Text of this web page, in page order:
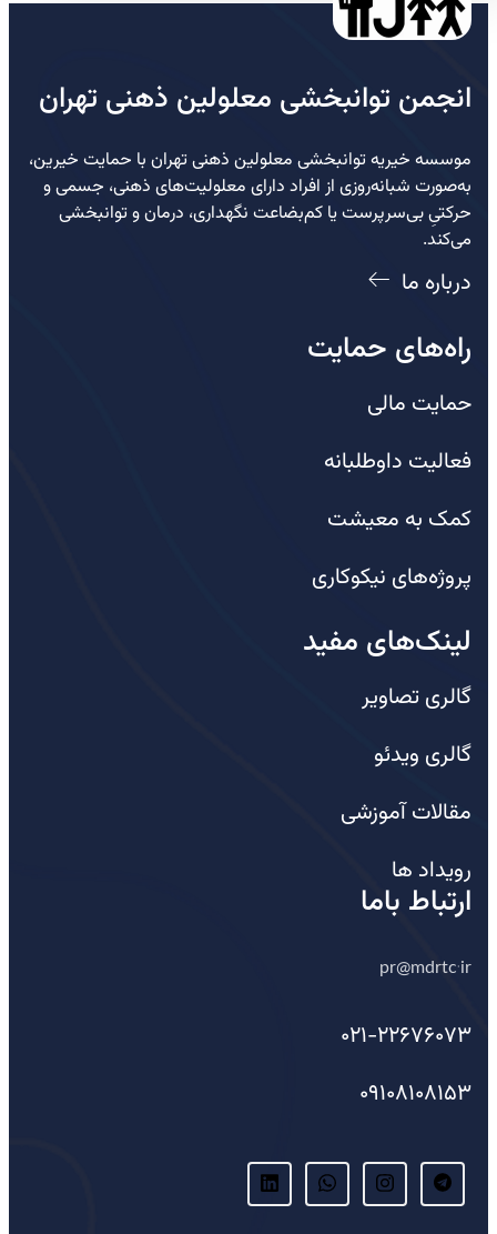
انجمن توانبخشی معلولین ذهنی تهران
موسسه خیریه توانبخشی معلولین ذهنی تهران با حمایت خیرین،
به‌صورت شبانه‌روزی از افراد دارای معلولیت‌های ذهنی، جسمی و
حرکتیِ بی‌سرپرست یا کم‌بضاعت نگهداری، درمان و توانبخشی
می‌کند.
درباره ما
راه‌های حمایت
حمایت مالی
فعالیت داوطلبانه
کمک به معیشت
پروژه‌های نیکوکاری
لینک‌های مفید
گالری تصاویر
گالری ویدئو
مقالات آموزشی
رویداد ها
ارتباط باما
pr@mdrtc.ir
021-22676073
09108108153